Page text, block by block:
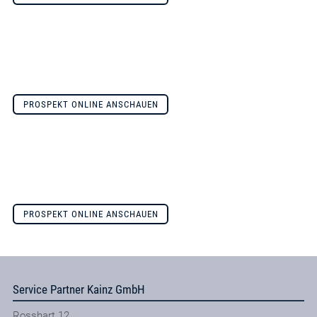
PROSPEKT ONLINE ANSCHAUEN
PROSPEKT ONLINE ANSCHAUEN
Service Partner Kainz GmbH